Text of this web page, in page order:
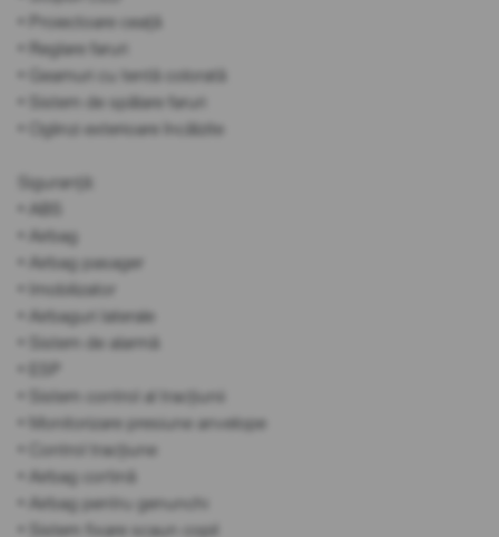
• Proiectoare ceață
• Reglare faruri
• Geamuri cu tentă colorată
• Sistem de spălare faruri
• Oglinzi exterioare încălzite
Siguranță:
• ABS
• Airbag
• Airbag pasager
• Imobilizator
• Airbaguri laterale
• Sistem de alarmă
• Sistem control al tracțiunii
• Monitorizare presiune anvelope
• Control tracțiune
• Airbag cortină
• Airbag pentru genunchi
• Sistem fixare scaun copil